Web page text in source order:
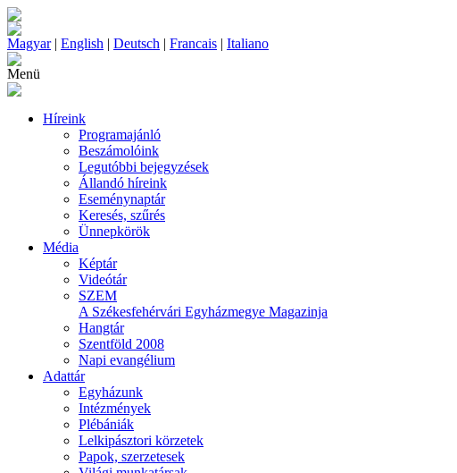
Magyar| English | Deutsch | Francais | Italiano
Menü
Híreink
Programajánló
Beszámolóink
Legutóbbi bejegyzések
Állandó híreink
Eseménynaptár
Keresés, szűrés
Ünnepkörök
Média
Képtár
Videótár
SZEM
A Székesfehérvári Egyházmegye Magazinja
Hangtár
Szentföld 2008
Napi evangélium
Adattár
Egyházunk
Intézmények
Plébániák
Lelkipásztori körzetek
Papok, szerzetesek